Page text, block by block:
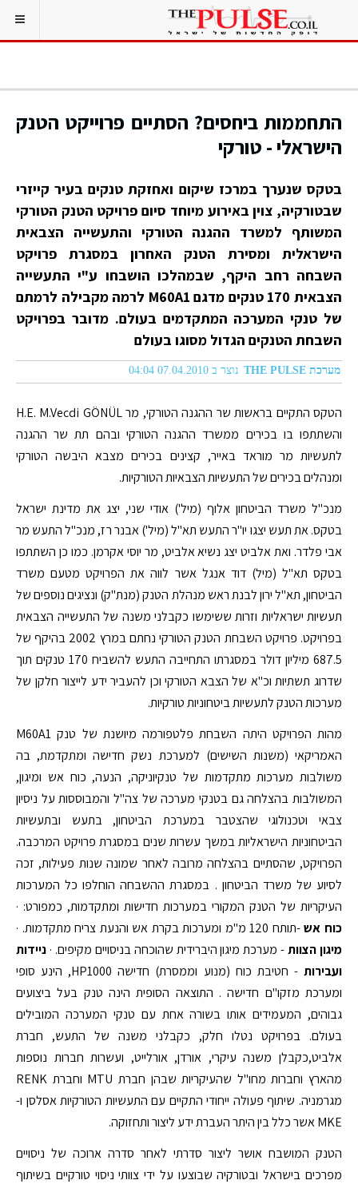
התחממות ביחסים? הסתיים פרוייקט הטנק
הישראלי - טורקי
בטקס שנערך במרכז שיקום ואחזקת טנקים בעיר קייזרי
שבטורקיה, צוין באירוע מיוחד סיום פרויקט הטנק הטורקי
המשותף למשרד ההגנה הטורקי והתעשייה הצבאית
הישראלית ומסירת הטנק האחרון במסגרת פרויקט
השבחה רחב היקף, שבמהלכו הושבחו ע"י התעשייה
הצבאית 170 טנקים מדגם M60A1 לרמה מקבילה לרמתם
של טנקי המערכה המתקדמים בעולם. מדובר בפרויקט
השבחת הטנקים הגדול מסוגו בעולם
מערכת THE PULSE נוצר ב 07.04.2010 04:04
הטקס התקיים בראשות שר ההגנה הטורקי, מר H.E. M.Vecdi GÖNÜL
והשתתפו בו בכירים ממשרד ההגנה הטורקי ובהם תת שר ההגנה
לתעשיות מר מוראד באייר, קצינים בכירים מצבא היבשה הטורקי
ומנהלים בכירים של התעשיות הצבאיות הטורקיות.
מנכ"ל משרד הביטחון אלוף (מיל') אודי שני, יצג את מדינת ישראל
בטקס. את תעש יצגו יו"ר התעש תא"ל (מיל') אבנר רז, מנכ"ל התעש מר
אבי פלדר. ואת אלביט יצג נשיא אלביט, מר יוסי אקרמן. כמו כן השתתפו
בטקס תא"ל (מיל) דוד אנגל אשר לווה את הפרויקט מטעם משרד
הביטחון, תא"ל ירון לבנת ראש מנהלת הטנק (מנת"ק) ונציגים נוספים של
תעשיות ישראליות וזרות ששימשו כקבלני משנה של התעשייה הצבאית
בפרויקט. פרויקט השבחת הטנק הטורקי נחתם במרץ 2002 בהיקף של
687.5 מיליון דולר במסגרתו התחייבה התעש להשביח 170 טנקים תוך
שדרוג תשתיות וכ"א של הצבא הטורקי וכן להעביר ידע לייצור חלקן של
מערכות הטנק לתעשיות ביטחוניות טורקיות.
מהות הפרויקט היתה השבחת פלטפורמה מיושנת של טנק M60A1
האמריקאי (משנות השישים) למערכת נשק חדישה ומתקדמת, בה
משולבות מערכות מתקדמות של טנקיוניקה, הנעה, כוח אש ומיגון,
המשולבות בהצלחה גם בטנקי מערכה של צה"ל והמבוססות על ניסיון
צבאי וטכנולוגי שהצטבר במערכת הביטחון, בתעש ובתעשיות
הביטחוניות הישראליות במשך עשרות שנים במסגרת פרויקט המרכבה.
הפרויקט, שהסתיים בהצלחה מרובה לאחר שמונה שנות פעילות, זכה
לסיוע של משרד הביטחון . במסגרת ההשבחה הוחלפו כל המערכות
העיקריות של הטנק המקורי במערכות חדישות ומתקדמות, כמפורט: ·
כוח אש-תותח 120 מ"מ ומערכות בקרת אש והנעת צריח מתקדמות. ·
מיגון הצוות- מערכת מיגון היברידית שהוכחה בניסויים מקיפים. · ניידות
ועבירות
- חטיבת כוח (מנוע וממסרת) חדישה HP1000, הינע סופי
ומערכת מזקו"ם חדישה . התוצאה הסופית הינה טנק בעל ביצועים
גבוהים, המעמידים אותו בשורה אחת עם טנקי המערכה המובילים
בעולם. בפרויקט נטלו חלק, כקבלני משנה של התעש, חברת
אלביט,כקבלן משנה עיקרי, אורדן, אורלייט, ועשרות חברות נוספות
מהארץ וחברות מחו"ל שהעיקריות שבהן חברת MTU וחברת RENK
מגרמניה. שיתוף פעולה ייחודי התקיים עם התעשיות הטורקיות אסלסן ו-
MKE אשר כלל בין היתר העברת ידע ליצור ותחזוקה.
הטנק המושבח אושר ליצור סדרתי לאחר סדרה ארוכה של ניסויים
מפרכים בישראל ובטורקיה שבוצעו על ידי צוותי ניסוי טורקיים בשיתוף